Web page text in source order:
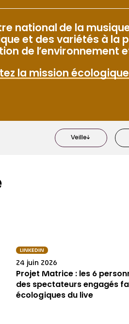
u
e
national de la
et des variétés à la
de l’environnement
la mission
Veille
LINKEDIN
24 juin 2026
Projet Matrice : les 6
des spectateurs engagés
écologiques du live